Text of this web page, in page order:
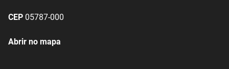
CEP 05787-000
Abrir no mapa